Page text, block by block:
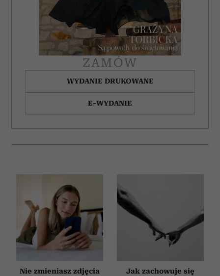
ZAMÓW
WYDANIE DRUKOWANE
E-WYDANIE
Nie zmieniasz zdjęcia
Jak zachowuje się